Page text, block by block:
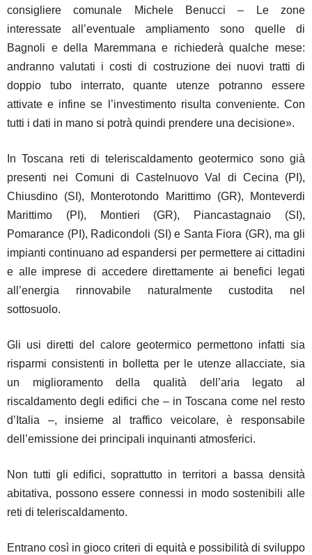
consigliere comunale Michele Benucci – Le zone
interessate all’eventuale ampliamento sono quelle di
Bagnoli e della Maremmana e richiederà qualche mese:
andranno valutati i costi di costruzione dei nuovi tratti di
doppio tubo interrato, quante utenze potranno essere
attivate e infine se l’investimento risulta conveniente. Con
tutti i dati in mano si potrà quindi prendere una decisione».
In Toscana reti di teleriscaldamento geotermico sono già
presenti nei Comuni di Castelnuovo Val di Cecina (PI),
Chiusdino (SI), Monterotondo Marittimo (GR), Monteverdi
Marittimo (PI), Montieri (GR), Piancastagnaio (SI),
Pomarance (PI), Radicondoli (SI) e Santa Fiora (GR), ma gli
impianti continuano ad espandersi per permettere ai cittadini
e alle imprese di accedere direttamente ai benefici legati
all’energia rinnovabile naturalmente custodita nel
sottosuolo.
Gli usi diretti del calore geotermico permettono infatti sia
risparmi consistenti in bolletta per le utenze allacciate, sia
un miglioramento della qualità dell’aria legato al
riscaldamento degli edifici che – in Toscana come nel resto
d’Italia –, insieme al traffico veicolare, è responsabile
dell’emissione dei principali inquinanti atmosferici.
Non tutti gli edifici, soprattutto in territori a bassa densità
abitativa, possono essere connessi in modo sostenibili alle
reti di teleriscaldamento.
Entrano così in gioco criteri di equità e possibilità di sviluppo